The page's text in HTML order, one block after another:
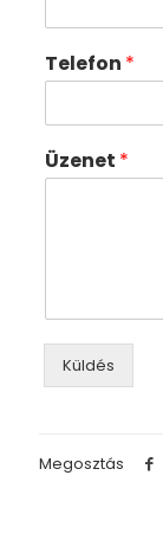
Telefon *
Üzenet *
Küldés
Megosztás